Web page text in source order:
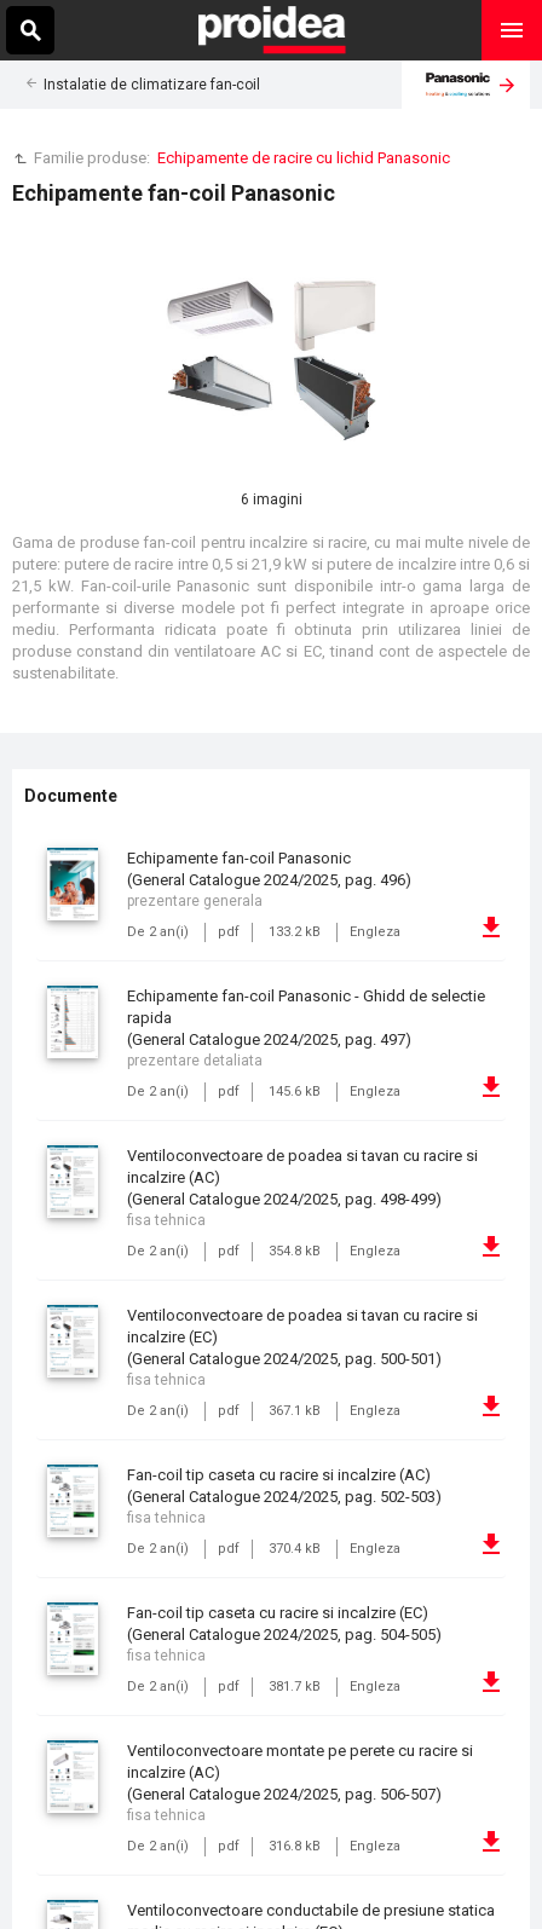
Instalatie de climatizare fan-coil
Familie produse: Echipamente de racire cu lichid Panasonic
Echipamente fan-coil Panasonic
6 imagini
Gama de produse fan-coil pentru incalzire si racire, cu mai multe nivele de
putere: putere de racire intre 0,5 si 21,9 kW si putere de incalzire intre 0,6 si
21,5 kW. Fan-coil-urile Panasonic sunt disponibile intr-o gama larga de
performante si diverse modele pot fi perfect integrate in aproape orice
mediu. Performanta ridicata poate fi obtinuta prin utilizarea liniei de
produse constand din ventilatoare AC si EC, tinand cont de aspectele de
sustenabilitate.
Documente
Echipamente fan-coil Panasonic
(General Catalogue 2024/2025, pag. 496)
De 2 an(i) pdf 133.2 kB Engleza
prezentare generala
Echipamente fan-coil Panasonic - Ghidd de selectie
rapida
(General Catalogue 2024/2025, pag. 497)
De 2 an(i) pdf 145.6 kB Engleza
prezentare detaliata
Ventiloconvectoare de poadea si tavan cu racire si
incalzire (AC)
(General Catalogue 2024/2025, pag. 498-499)
De 2 an(i) pdf 354.8 kB Engleza
fisa tehnica
Ventiloconvectoare de poadea si tavan cu racire si
incalzire (EC)
(General Catalogue 2024/2025, pag. 500-501)
De 2 an(i) pdf 367.1 kB Engleza
fisa tehnica
Fan-coil tip caseta cu racire si incalzire (AC)
(General Catalogue 2024/2025, pag. 502-503)
De 2 an(i) pdf 370.4 kB Engleza
fisa tehnica
Fan-coil tip caseta cu racire si incalzire (EC)
(General Catalogue 2024/2025, pag. 504-505)
De 2 an(i) pdf 381.7 kB Engleza
fisa tehnica
Ventiloconvectoare montate pe perete cu racire si
incalzire (AC)
(General Catalogue 2024/2025, pag. 506-507)
De 2 an(i) pdf 316.8 kB Engleza
fisa tehnica
Ventiloconvectoare conductabile de presiune statica